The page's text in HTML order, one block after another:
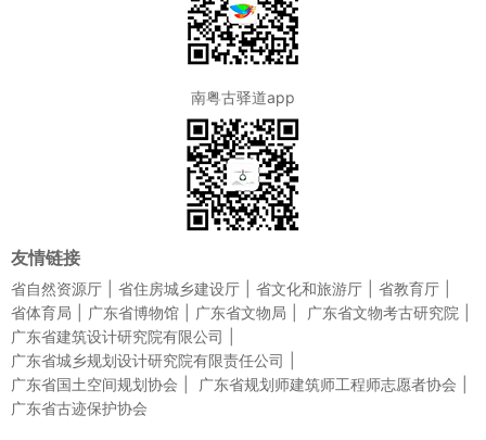
南粤古驿道app
友情链接
省自然资源厅 省住房城乡建设厅 省文化和旅游厅
省教育厅
省体育局
广东省博物馆 广东省文物局
广东省文物考古研究院
广东省建筑设计研究院有限公司
广东省城乡规划设计研究院有限责任公司
广东省国土空间规划协会
广东省规划师建筑师工程师志愿者协会
广东省古迹保护协会